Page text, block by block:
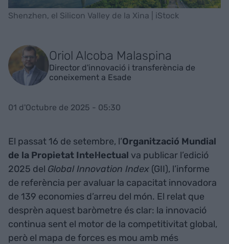
Shenzhen, el Silicon Valley de la Xina | iStock
Oriol Alcoba Malaspina
Director d'innovació i transferència de
coneixement a Esade
01 d'Octubre de 2025 - 05:30
El passat 16 de setembre, l’Organització Mundial
de la Propietat Intel·lectual va publicar l’edició
2025 del Global Innovation Index (GII), l’informe
de referència per avaluar la capacitat innovadora
de 139 economies d’arreu del món. El relat que
desprèn aquest baròmetre és clar: la innovació
continua sent el motor de la competitivitat global,
però el mapa de forces es mou amb més